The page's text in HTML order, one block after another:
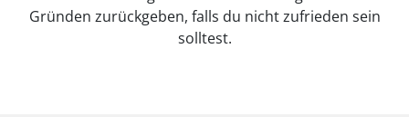
Gründen zurückgeben, falls du nicht zufrieden sein
solltest.